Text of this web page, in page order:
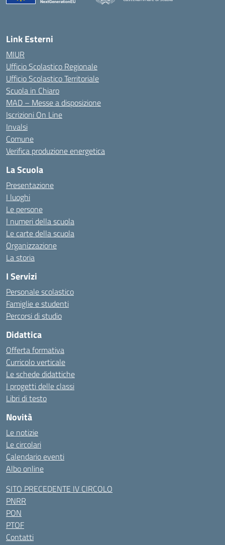
Link Esterni
MIUR
Ufficio Scolastico Regionale
Ufficio Scolastico Territoriale
Scuola in Chiaro
MAD – Messe a disposizione
Iscrizioni On Line
Invalsi
Comune
Verifica produzione energetica
La Scuola
Presentazione
I luoghi
Le persone
I numeri della scuola
Le carte della scuola
Organizzazione
La storia
I Servizi
Personale scolastico
Famiglie e studenti
Percorsi di studio
Didattica
Offerta formativa
Curricolo verticale
Le schede didattiche
I progetti delle classi
Libri di testo
Novità
Le notizie
Le circolari
Calendario eventi
Albo online
SITO PRECEDENTE IV CIRCOLO
PNRR
PON
PTOF
Contatti